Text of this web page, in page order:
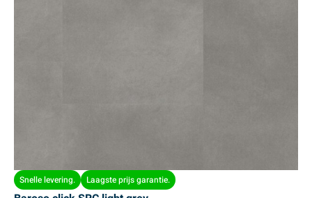
Snelle levering. Laagste prijs garantie.